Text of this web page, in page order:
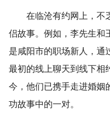
在临沧有约网上，不
侣故事。例如，李先生和
是咸阳市的职场新人，通
最初的线上聊天到线下相
今，他们已携手走进婚姻
功故事中的一对。